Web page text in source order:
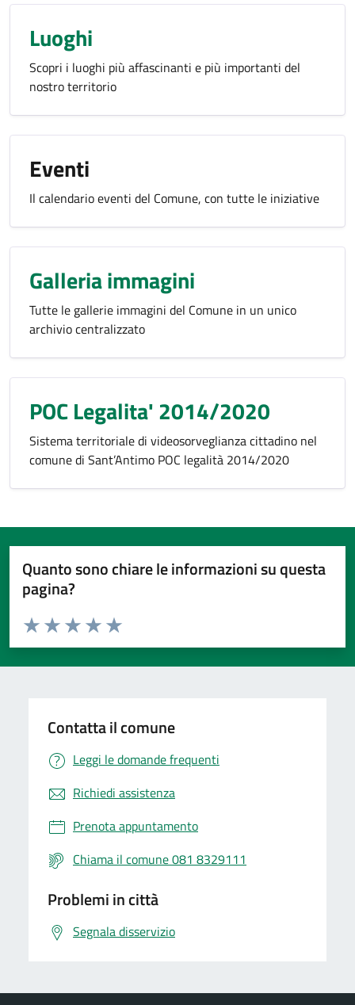
Luoghi
Scopri i luoghi più affascinanti e più importanti del
nostro territorio
Eventi
Il calendario eventi del Comune, con tutte le iniziative
Galleria immagini
Tutte le gallerie immagini del Comune in un unico
archivio centralizzato
POC Legalita' 2014/2020
Sistema territoriale di videosorveglianza cittadino nel
comune di Sant’Antimo POC legalità 2014/2020
Quanto sono chiare le informazioni su questa
pagina?
Valuta da 1 a 5 stelle la pagina
Valuta 5 stelle su 5
Valuta 4 stelle su 5
Valuta 3 stelle su 5
Valuta 2 stelle su 5
Valuta 1 stelle su 5
Contatta il comune
Leggi le domande frequenti
Richiedi assistenza
Prenota appuntamento
Chiama il comune 081 8329111
Problemi in città
Segnala disservizio